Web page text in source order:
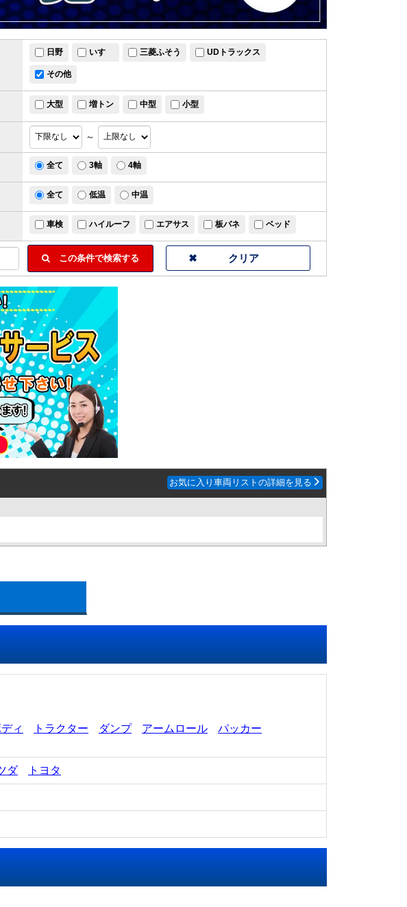
大型 増トン 中型 小型
この条件で検索する
日野 いすゞ 三菱ふそう UDトラックス
その他
～
全て 3軸 4軸
全て 低温 中温
車検 ハイルーフ エアサス 板バネ ベッド
お気に入り車両リストの詳細を見る
ィ トラクター ダンプ アームロール
パッカー
ダ トヨタ